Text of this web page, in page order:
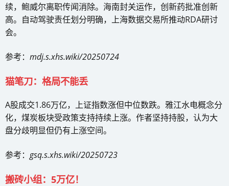
续，鲍威尔离职传闻消除。海南封关运作，创新药批准创新
高。自动驾驶责任划分明确，上海数据交易所推动RDA研讨
会。
参考： mdj.s.xhs.wiki/20250724
猫笔刀：格局不能丢
A股成交1.86万亿，上证指数涨但中位数跌。雅江水电概念分
化，煤炭板块受政策支持持续上涨。作者坚持持股，认为大
盘分歧明显但仍有上涨空间。
参考： gsq.s.xhs.wiki/20250723
搬砖小组：5万亿！